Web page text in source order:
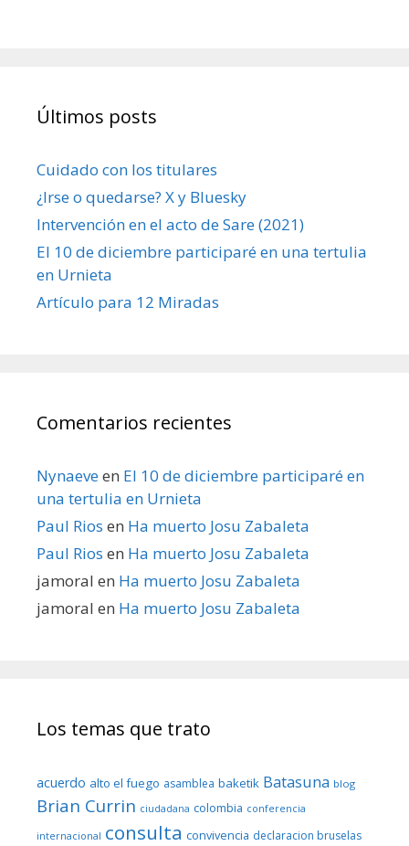
Últimos posts
Cuidado con los titulares
¿Irse o quedarse? X y Bluesky
Intervención en el acto de Sare (2021)
El 10 de diciembre participaré en una tertulia
en Urnieta
Artículo para 12 Miradas
Comentarios recientes
Nynaeveen El 10 de diciembre participaré en
una tertulia en Urnieta
Paul Rios en Ha muerto Josu Zabaleta
Paul Rios en Ha muerto Josu Zabaleta
jamoral en Ha muerto Josu Zabaleta
jamoral en Ha muerto Josu Zabaleta
Los temas que trato
acuerdo alto el fuego asamblea baketik Batasuna blog
Brian Currin ciudadana colombia conferencia
internacional consulta convivencia declaracion bruselas